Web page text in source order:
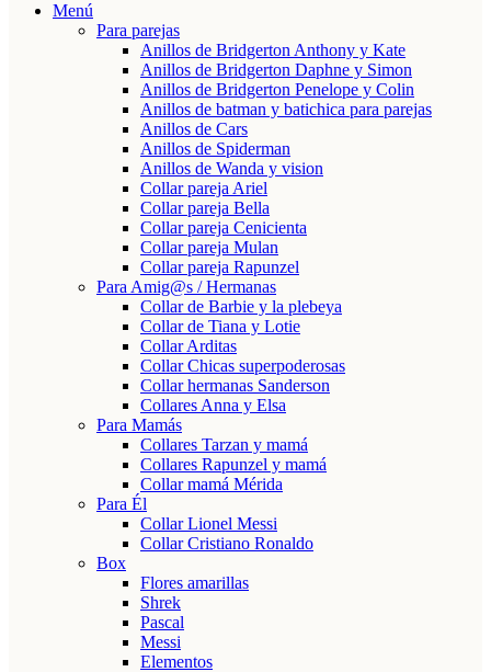
Menú
Para parejas
Anillos de Bridgerton Anthony y Kate
Anillos de Bridgerton Daphne y Simon
Anillos de Bridgerton Penelope y Colin
Anillos de batman y batichica para parejas
Anillos de Cars
Anillos de Spiderman
Anillos de Wanda y vision
Collar pareja Ariel
Collar pareja Bella
Collar pareja Cenicienta
Collar pareja Mulan
Collar pareja Rapunzel
Para Amig@s / Hermanas
Collar de Barbie y la plebeya
Collar de Tiana y Lotie
Collar Arditas
Collar Chicas superpoderosas
Collar hermanas Sanderson
Collares Anna y Elsa
Para Mamás
Collares Tarzan y mamá
Collares Rapunzel y mamá
Collar mamá Mérida
Para Él
Collar Lionel Messi
Collar Cristiano Ronaldo
Box
Flores amarillas
Shrek
Pascal
Messi
Elementos